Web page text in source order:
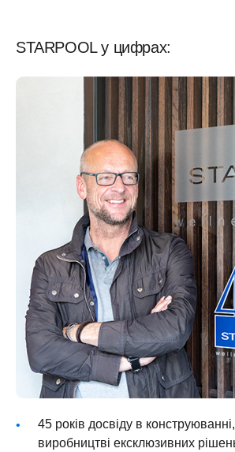
STARPOOL у цифрах:
45 років досвіду в
виробництві ексклюзивних